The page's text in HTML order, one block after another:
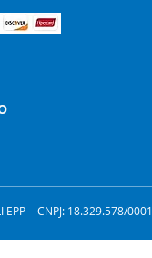
- CNPJ: 18.329.578/